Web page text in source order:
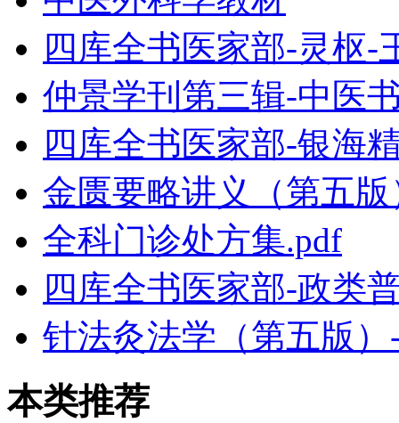
四库全书医家部-灵枢-
仲景学刊第三辑-中医
四库全书医家部-银海
金匮要略讲义（第五
全科门诊处方集.pdf
四库全书医家部-政类
针法灸法学（第五版
本类推荐